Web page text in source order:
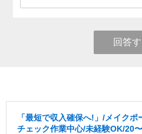
回答
「最短で収入確保へ!」/メイク
チェック作業中心/未経験OK/20